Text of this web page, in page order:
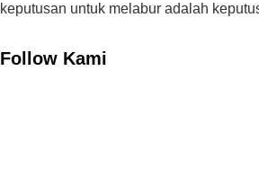
keputusan untuk melabur adalah
Follow Kami